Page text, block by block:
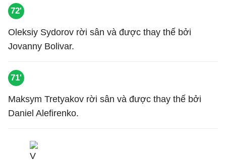
72'
Oleksiy Sydorov rời sân và được thay thế bởi
Jovanny Bolivar.
71'
Maksym Tretyakov rời sân và được thay thế bởi
Daniel Alefirenko.